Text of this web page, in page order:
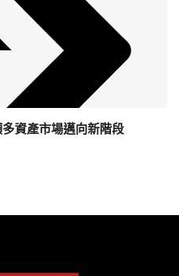
資產市場邁向新階段